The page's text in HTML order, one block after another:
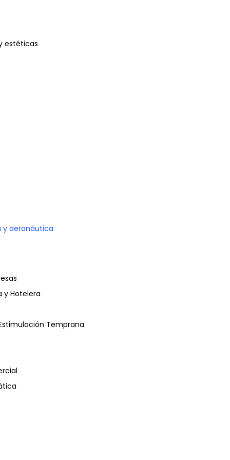
estéticas
y aeronáutica
y Hotelera
Temprana